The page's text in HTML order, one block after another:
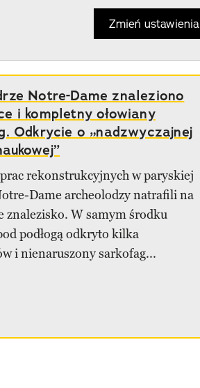
Zmień ustawienia
Notre-Dame znaleziono
i kompletny ołowiany
Odkrycie o „nadzwyczajnej
rekonstrukcyjnych w paryskiej
Dame archeolodzy natrafili na
znalezisko. W samym środku
podłogą odkryto kilka
i nienaruszony sarkofag...